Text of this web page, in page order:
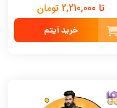
تا 2,210,000 تومان
خرید آیتم